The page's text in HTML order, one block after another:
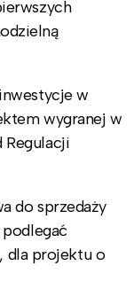
w
wygranej w
do sprzedaży
dla projektu o